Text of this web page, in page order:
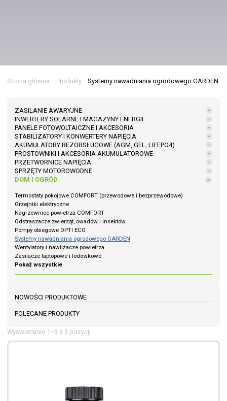
Strona główna – Produkty – Systemy nawadniania ogrodowego GARDEN
ZASILANIE AWARYJNE
INWERTERY SOLARNE I MAGAZYNY ENERGII
PANELE FOTOWOLTAICZNE I AKCESORIA
STABILIZATORY I KONWERTERY NAPIĘCIA
AKUMULATORY BEZOBSŁUGOWE (AGM, GEL, LIFEPO4)
PROSTOWNIKI I AKCESORIA AKUMULATOROWE
PRZETWORNICE NAPIĘCIA
SPRZĘTY MOTOROWODNE
DOM I OGRÓD
Termostaty pokojowe COMFORT (przewodowe i bezprzewodowe)
Grzejniki elektryczne
Nagrzewnice powietrza COMFORT
Odstraszacze zwierząt, owadów i insektów
Pompy obiegowe OPTI ECO
Systemy nawadniania ogrodowego GARDEN
Wentylatory i nawilżacze powietrza
Zasilacze laptopowe i lodówkowe
Pokaż wszystkie
NOWOŚCI PRODUKTOWE
POLECANE PRODUKTY
Wyświetlanie 1–3 z 3 pozycji